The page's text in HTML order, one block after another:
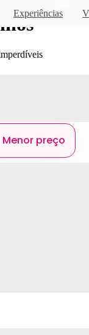
Experiências
Menor preço